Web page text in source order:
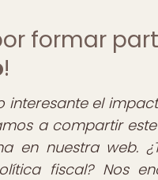
formar
!
interesante el
a compartir
en nuestra web.
fiscal? Nos